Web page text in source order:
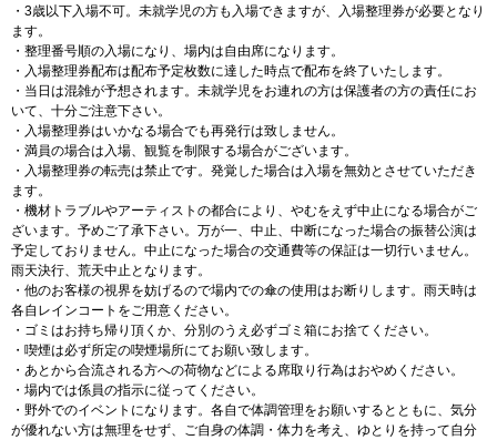
・3歳以下入場不可。未就学児の方も入場できますが、入場整理券が必要となり
ます。
・整理番号順の入場になり、場内は自由席になります。
・入場整理券配布は配布予定枚数に達した時点で配布を終了いたします。
・当日は混雑が予想されます。未就学児をお連れの方は保護者の方の責任にお
いて、十分ご注意下さい。
・入場整理券はいかなる場合でも再発行は致しません。
・満員の場合は入場、観覧を制限する場合がございます。
・入場整理券の転売は禁止です。発覚した場合は入場を無効とさせていただき
ます。
・機材トラブルやアーティストの都合により、やむをえず中止になる場合がご
ざいます。予めご了承下さい。万が一、中止、中断になった場合の振替公演は
予定しておりません。中止になった場合の交通費等の保証は一切行いません。
雨天決行、荒天中止となります。
・他のお客様の視界を妨げるので場内での傘の使用はお断りします。雨天時は
各自レインコートをご用意ください。
・ゴミはお持ち帰り頂くか、分別のうえ必ずゴミ箱にお捨てください。
・喫煙は必ず所定の喫煙場所にてお願い致します。
・あとから合流される方への荷物などによる席取り行為はおやめください。
・場内では係員の指示に従ってください。
・野外でのイベントになります。各自で体調管理をお願いするとともに、気分
が優れない方は無理をせず、ご自身の体調・体力を考え、ゆとりを持って自分